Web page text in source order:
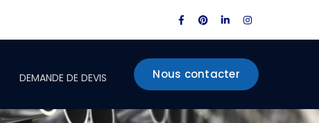
Facebook
Profile
Pinterest
Profile
LinkedIn
Profile
Instagram
Profile
Nous contacter
DEMANDE DE DEVIS